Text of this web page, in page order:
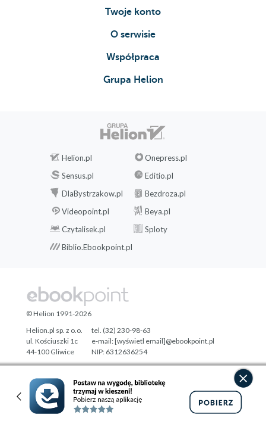
Twoje konto
O serwisie
Współpraca
Grupa Helion
Helion.pl
Onepress.pl
Sensus.pl
Editio.pl
DlaBystrzakow.pl
Bezdroza.pl
Videopoint.pl
Beya.pl
Czytalisek.pl
Sploty
Biblio.Ebookpoint.pl
Designed with ♥ byTonik.pl
© Helion 1991-2026
Helion.pl sp. z o.o.
ul. Kościuszki 1c
44-100 Gliwice
tel. (32) 230-98-63
e-mail:[wyświetl email]@ebookpoint.pl
NIP: 6312636254
Regon: 241989027
Pełna wersja strony »